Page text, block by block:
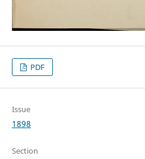
PDF
Issue
1898
Section